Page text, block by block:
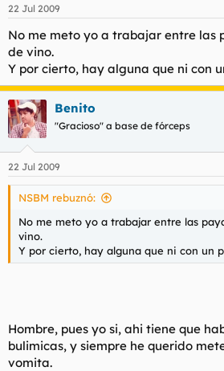
22 Jul 2009
No me meto yo a trabajar entre las
de vino.
Y por cierto, hay alguna que ni con
Benito
"Gracioso" a base de fórceps
22 Jul 2009
NSBM rebuznó:
No me meto yo a trabajar entre las
vino.
Y por cierto, hay alguna que ni con un
Hombre, pues yo si, ahi tiene que
bulimicas, y siempre he querido
vomita.